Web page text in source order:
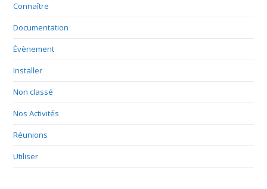
Connaître
Documentation
Évènement
Installer
Non classé
Nos Activités
Réunions
Utiliser